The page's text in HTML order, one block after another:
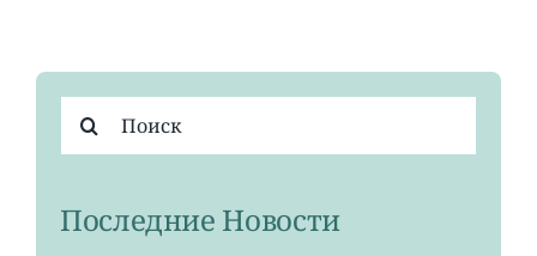
поиска:
Последние Новости